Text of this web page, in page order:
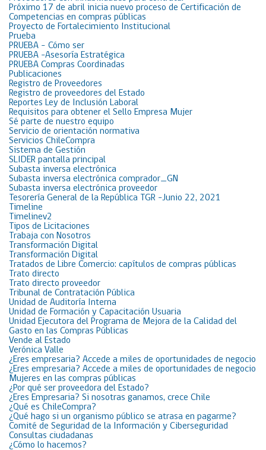
Próximo 17 de abril inicia nuevo proceso de Certificación de
Competencias en compras públicas
Proyecto de Fortalecimiento Institucional
Prueba
PRUEBA – Cómo ser
PRUEBA -Asesoría Estratégica
PRUEBA Compras Coordinadas
Publicaciones
Registro de Proveedores
Registro de proveedores del Estado
Reportes Ley de Inclusión Laboral
Requisitos para obtener el Sello Empresa Mujer
Sé parte de nuestro equipo
Servicio de orientación normativa
Servicios ChileCompra
Sistema de Gestión
SLIDER pantalla principal
Subasta inversa electrónica
Subasta inversa electrónica comprador_GN
Subasta inversa electrónica proveedor
Tesorería General de la República TGR -Junio 22, 2021
Timeline
Timelinev2
Tipos de Licitaciones
Trabaja con Nosotros
Transformación Digital
Transformación Digital
Tratados de Libre Comercio: capítulos de compras públicas
Trato directo
Trato directo proveedor
Tribunal de Contratación Pública
Unidad de Auditoría Interna
Unidad de Formación y Capacitación Usuaria
Unidad Ejecutora del Programa de Mejora de la Calidad del
Gasto en las Compras Públicas
Vende al Estado
Verónica Valle
¿Eres empresaria? Accede a miles de oportunidades de negocio
¿Eres empresaria? Accede a miles de oportunidades de negocio
Mujeres en las compras públicas
¿Por qué ser proveedora del Estado?
¿Eres Empresaria? Si nosotras ganamos, crece Chile
¿Qué es ChileCompra?
¿Qué hago si un organismo público se atrasa en pagarme?
Comité de Seguridad de la Información y Ciberseguridad
Consultas ciudadanas
¿Cómo lo hacemos?